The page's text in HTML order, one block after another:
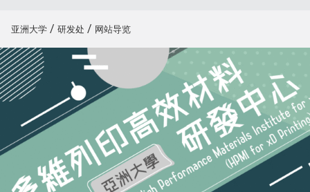
亚洲大学 / 研发处 / 网站导览